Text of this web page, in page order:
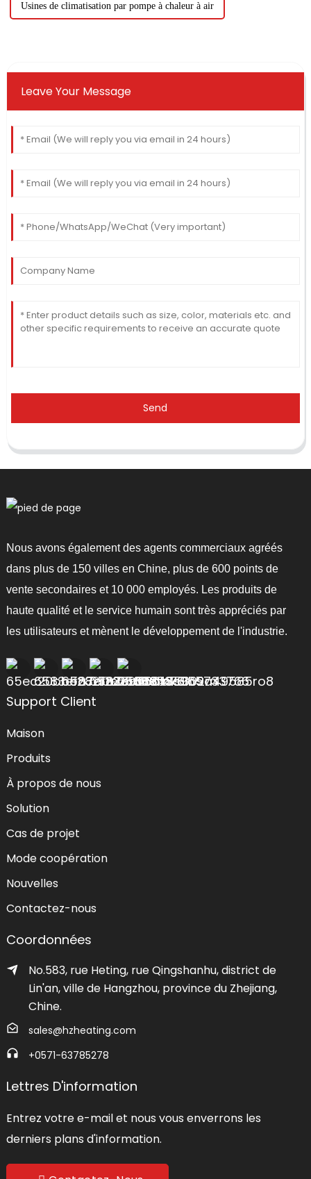
Usines de climatisation par pompe à chaleur à air
Leave Your Message
Send
Nous avons également des agents commerciaux agréés
dans plus de 150 villes en Chine, plus de 600 points de
vente secondaires et 10 000 employés. Les produits de
haute qualité et le service humain sont très appréciés par
les utilisateurs et mènent le développement de l'industrie.
Support Client
Maison
Produits
À propos de nous
Solution
Cas de projet
Mode coopération
Nouvelles
Contactez-nous
Coordonnées
No.583, rue Heting, rue Qingshanhu, district de
Lin'an, ville de Hangzhou, province du Zhejiang,
Chine.
sales@hzheating.com
+0571-63785278
Lettres D'information
Entrez votre e-mail et nous vous enverrons les
derniers plans d'information.